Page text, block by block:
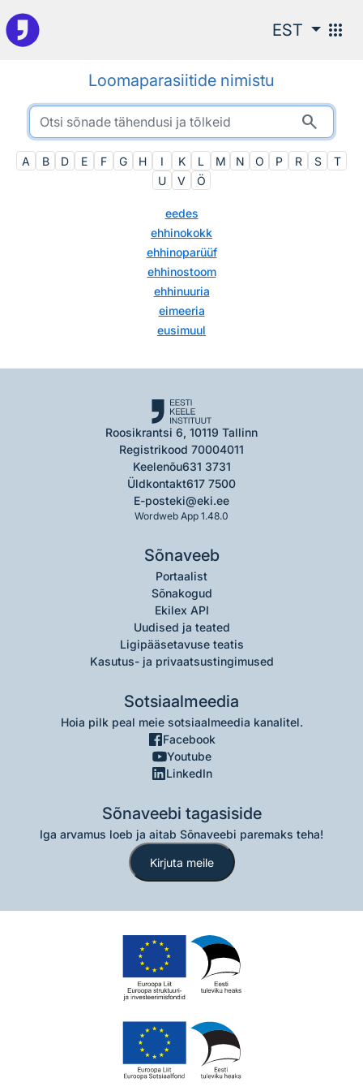
Otsingu juurde
EST apps
Loomaparasiitide nimistu
search
A B D E F G H I K L M N O P R S
T
U
V Ö
eedes
ehhinokokk
ehhinoparüüf
ehhinostoom
ehhinuuria
eimeeria
eusimuul
Roosikrantsi 6, 10119 Tallinn
Registrikood 70004011
Keelenõu631 3731
Üldkontakt617 7500
E-posteki@eki.ee
Wordweb App 1.48.0
Sõnaveeb
Portaalist
Sõnakogud
Ekilex API
Uudised ja teated
Ligipääsetavuse teatis
Kasutus- ja privaatsustingimused
Sotsiaalmeedia
Hoia pilk peal meie sotsiaalmeedia kanalitel.
Facebook
Youtube
LinkedIn
Sõnaveebi tagasiside
Iga arvamus loeb ja aitab Sõnaveebi paremaks teha!
Kirjuta meile